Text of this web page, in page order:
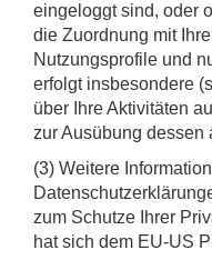
eingeloggt sind, oder
die Zuordnung mit
Nutzungsprofile und
erfolgt insbesondere
über Ihre Aktivitäten
zur Ausübung dessen
(3) Weitere
zum Schutze Ihrer
hat sich dem EU-US